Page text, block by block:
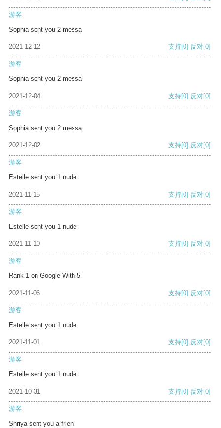
游客
Sophia sent you 2 messa
2021-12-12 支持[0] 反对[0]
游客
Sophia sent you 2 messa
2021-12-04 支持[0] 反对[0]
游客
Sophia sent you 2 messa
2021-12-02 支持[0] 反对[0]
游客
Estelle sent you 1 nude
2021-11-15 支持[0] 反对[0]
游客
Estelle sent you 1 nude
2021-11-10 支持[0] 反对[0]
游客
Rank 1 on Google With 5
2021-11-06 支持[0] 反对[0]
游客
Estelle sent you 1 nude
2021-11-01 支持[0] 反对[0]
游客
Estelle sent you 1 nude
2021-10-31 支持[0] 反对[0]
游客
Shriya sent you a frien